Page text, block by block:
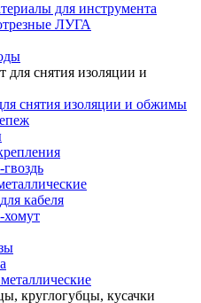
для инструмента
ЛУГА
снятия изоляции и обжимы
кабеля